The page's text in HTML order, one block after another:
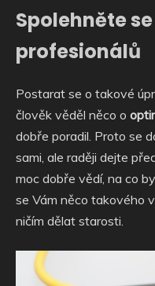
Spolehněte
profesionálů
Postarat se o takové
člověk věděl něco o
dobře poradil. Proto se
sami, ale raději dejte
moc dobře vědí, na co
se Vám něco takového
ničím dělat starosti.